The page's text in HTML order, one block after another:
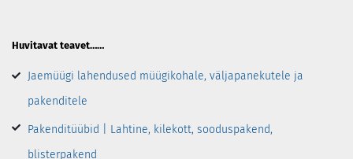
Huvitavat teavet……
Jaemüügi lahendused müügikohale, väljapanekutele ja
pakenditele
Pakenditüübid | Lahtine, kilekott, sooduspakend,
blisterpakend